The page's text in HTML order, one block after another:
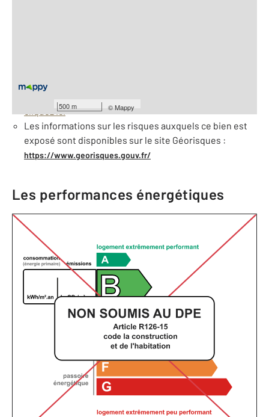
500 m ©Mappy
Barèmes d'honoraires de l'agence
cliquez ici
Les informations sur les risques auxquels ce bien est
exposé sont disponibles sur le site Géorisques :
https://www.georisques.gouv.fr/
Les performances énergétiques